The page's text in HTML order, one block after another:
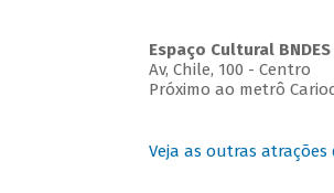
Espaço Cultural BNDES
Av, Chile, 100 - Centro
Próximo ao metrô
Veja as outras atrações